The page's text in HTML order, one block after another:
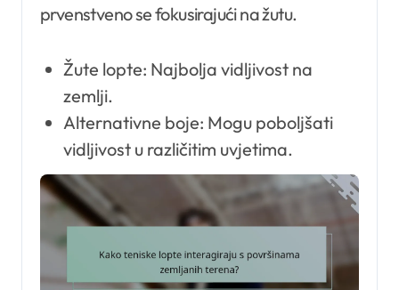
prvenstveno se fokusirajući na žutu.
Žute lopte: Najbolja vidljivost na
zemlji.
Alternativne boje: Mogu poboljšati
vidljivost u različitim uvjetima.